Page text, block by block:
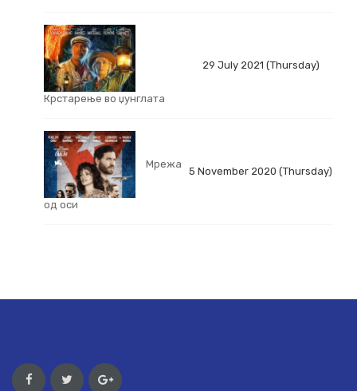
Крстарење во џунглата
29 July 2021 (Thursday)
Мрежа
од оси
5 November 2020 (Thursday)